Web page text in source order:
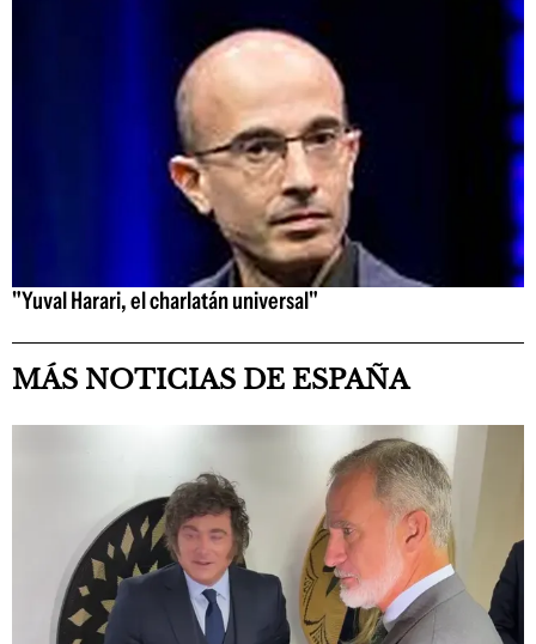
"Yuval Harari, el charlatán universal"
MÁS NOTICIAS DE ESPAÑA